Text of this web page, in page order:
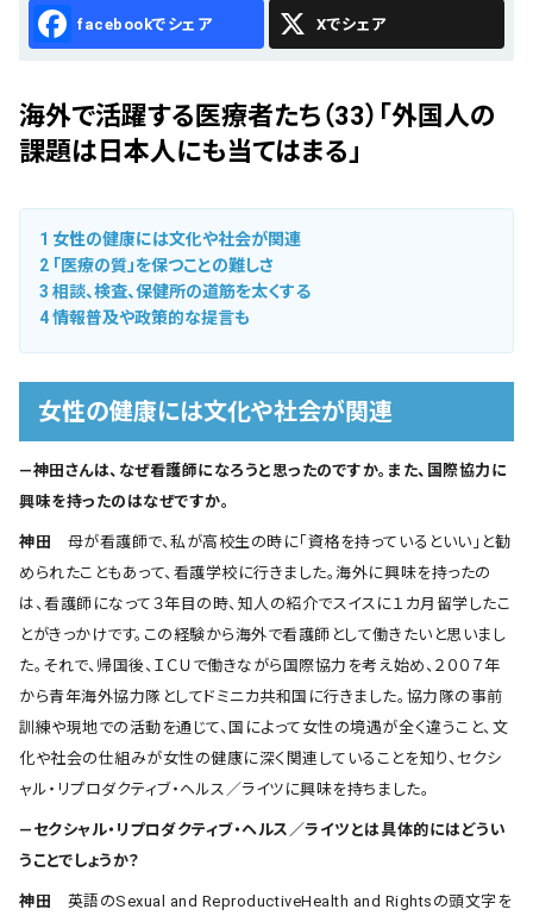
Facebook X
海外で活躍する医療者たち（33）「外国人の
課題は日本人にも当てはまる」
1 女性の健康には文化や社会が関連
2 「医療の質」を保つことの難しさ
3 相談、検査、保健所の道筋を太くする
4情報普及や政策的な提言も
女性の健康には文化や社会が関連
―神田さんは、なぜ看護師になろうと思ったのですか。また、国際協力に
興味を持ったのはなぜですか。
神田
母が看護師で、私が高校生の時に「資格を持っているといい」と勧
められたこともあって、看護学校に行きました。海外に興味を持ったの
は、看護師になって３年目の時、知人の紹介でスイスに１カ月留学したこ
とがきっかけです。この経験から海外で看護師として働きたいと思いまし
た。それで、帰国後、ＩＣＵで働きながら国際協力を考え始め、２００７年
から青年海外協力隊としてドミニカ共和国に行きました。協力隊の事前
訓練や現地での活動を通じて、国によって女性の境遇が全く違うこと、文
化や社会の仕組みが女性の健康に深く関連していることを知り、セクシ
ャル・リプロダクティブ・ヘルス／ライツに興味を持ちました。
―セクシャル・リプロダクティブ・ヘルス／ライツとは具体的にはどうい
うことでしょうか？
神田
英語のSexual and ReproductiveHealth and Rightsの頭文字を